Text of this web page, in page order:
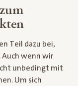
Teil dazu bei,
wenn wir
unbedingt mit
Um sich